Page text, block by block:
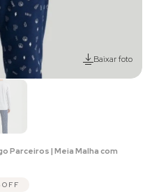
Baixar foto
Parceiros | Meia Malha com
OFF